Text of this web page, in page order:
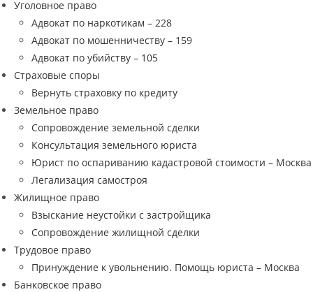
Уголовное право
Адвокат по наркотикам – 228
Адвокат по мошенничеству – 159
Адвокат по убийству – 105
Страховые споры
Вернуть страховку по кредиту
Земельное право
Сопровождение земельной сделки
Консультация земельного юриста
Юрист по оспариванию кадастровой стоимости – Москва
Легализация самостроя
Жилищное право
Взыскание неустойки с застройщика
Сопровождение жилищной сделки
Трудовое право
Принуждение к увольнению. Помощь юриста – Москва
Банковское право